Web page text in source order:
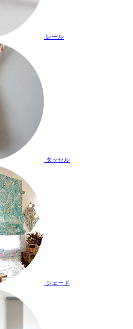
レール
タッセル
シェード